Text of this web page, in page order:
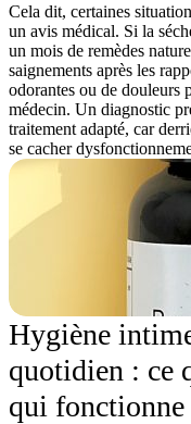
Cela dit, certaines
un avis médical. Si la
un mois de remèdes
saignements après les
odorantes ou de douleurs
médecin. Un diagnostic
traitement adapté, car
se cacher
Hygiène
quotidien : ce
qui fonctionne